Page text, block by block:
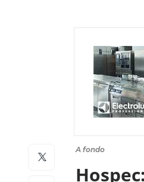
A fondo